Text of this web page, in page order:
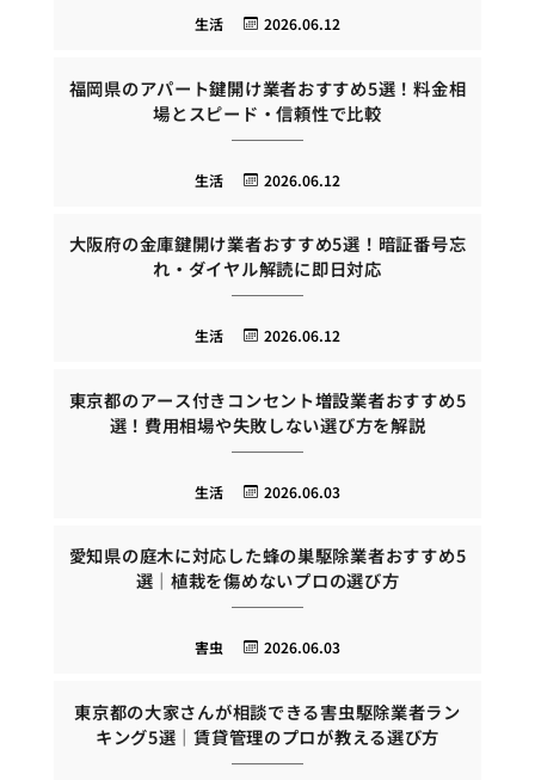
2026.06.12
生活
福岡県のアパート鍵開け業者おすすめ5選！料金相
場とスピード・信頼性で比較
2026.06.12
生活
大阪府の金庫鍵開け業者おすすめ5選！暗証番号忘
れ・ダイヤル解読に即日対応
2026.06.12
生活
東京都のアース付きコンセント増設業者おすすめ5
選！費用相場や失敗しない選び方を解説
2026.06.03
生活
愛知県の庭木に対応した蜂の巣駆除業者おすすめ5
選｜植栽を傷めないプロの選び方
2026.06.03
害虫
東京都の大家さんが相談できる害虫駆除業者ラン
キング5選｜賃貸管理のプロが教える選び方